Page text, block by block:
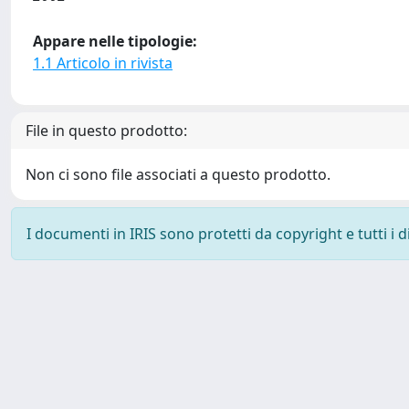
Appare nelle tipologie:
1.1 Articolo in rivista
File in questo prodotto:
Non ci sono file associati a questo prodotto.
I documenti in IRIS sono protetti da copyright e tutti i